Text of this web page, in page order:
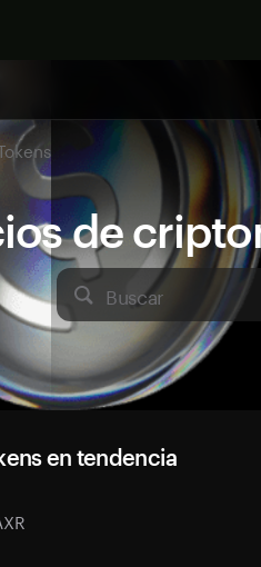
de
Buscar
en tendencia